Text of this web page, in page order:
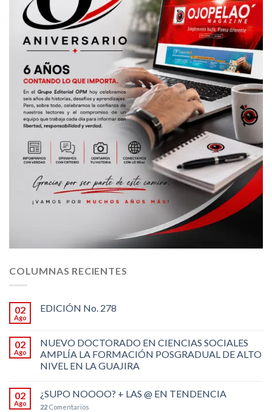
COLUMNAS RECIENTES
02
Ago
EDICIÓN No. 278
02
Ago
NUEVO DOCTORADO EN CIENCIAS SOCIALES
AMPLÍA LA FORMACIÓN POSGRADUAL DE ALTO
NIVEL EN LA GUAJIRA
02
Ago
¿SUPO NOOOO? + LAS @ EN TENDENCIA
22 Comentarios